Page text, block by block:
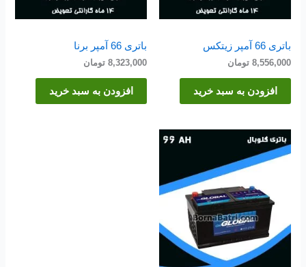
باتری 66 آمپر زیتکس
8,556,000 تومان
افزودن به سبد خرید
باتری 66 آمپر برنا
8,323,000 تومان
افزودن به سبد خرید